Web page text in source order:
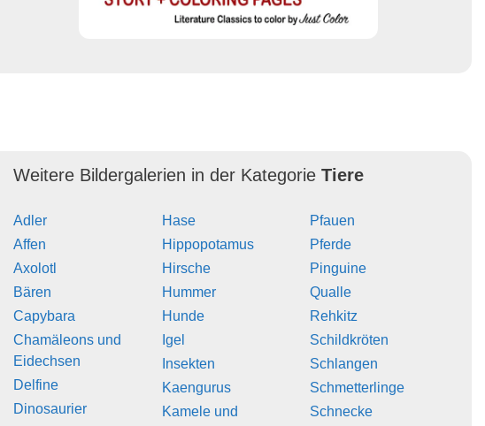
Weitere Bildergalerien in der KategorieTiere
Adler
Affen
Axolotl
Bären
Capybara
Chamäleons und
Eidechsen
Delfine
Dinosaurier
Hase
Hippopotamus
Hirsche
Hummer
Hunde
Igel
Insekten
Kaengurus
Kamele und
Pfauen
Pferde
Pinguine
Qualle
Rehkitz
Schildkröten
Schlangen
Schmetterlinge
Schnecke